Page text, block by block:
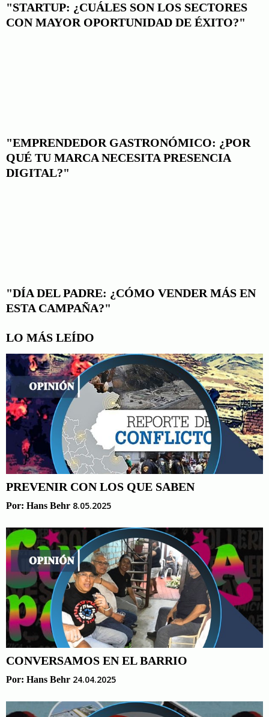
"STARTUP: ¿CUÁLES SON LOS SECTORES
CON MAYOR OPORTUNIDAD DE ÉXITO?"
"EMPRENDEDOR GASTRONÓMICO: ¿POR
QUÉ TU MARCA NECESITA PRESENCIA
DIGITAL?"
"DÍA DEL PADRE: ¿CÓMO VENDER MÁS EN
ESTA CAMPAÑA?"
LO MÁS LEÍDO
PREVENIR CON LOS QUE SABEN
Por: Hans Behr 8.05.2025
CONVERSAMOS EN EL BARRIO
Por: Hans Behr 24.04.2025